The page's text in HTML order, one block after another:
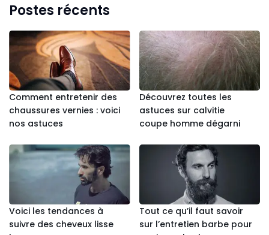
Postes récents
Comment entretenir des
chaussures vernies : voici
nos astuces
Découvrez toutes les
astuces sur calvitie
coupe homme dégarni
Voici les tendances à
suivre des cheveux lisse
Tout ce qu’il faut savoir
sur l’entretien barbe pour